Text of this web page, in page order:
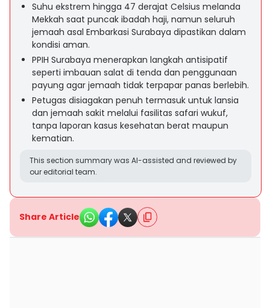
Suhu ekstrem hingga 47 derajat Celsius melanda
Mekkah saat puncak ibadah haji, namun seluruh
jemaah asal Embarkasi Surabaya dipastikan dalam
kondisi aman.
PPIH Surabaya menerapkan langkah antisipatif
seperti imbauan salat di tenda dan penggunaan
payung agar jemaah tidak terpapar panas berlebih.
Petugas disiagakan penuh termasuk untuk lansia
dan jemaah sakit melalui fasilitas safari wukuf,
tanpa laporan kasus kesehatan berat maupun
kematian.
This section summary was AI-assisted and reviewed by
our editorial team.
Share Article